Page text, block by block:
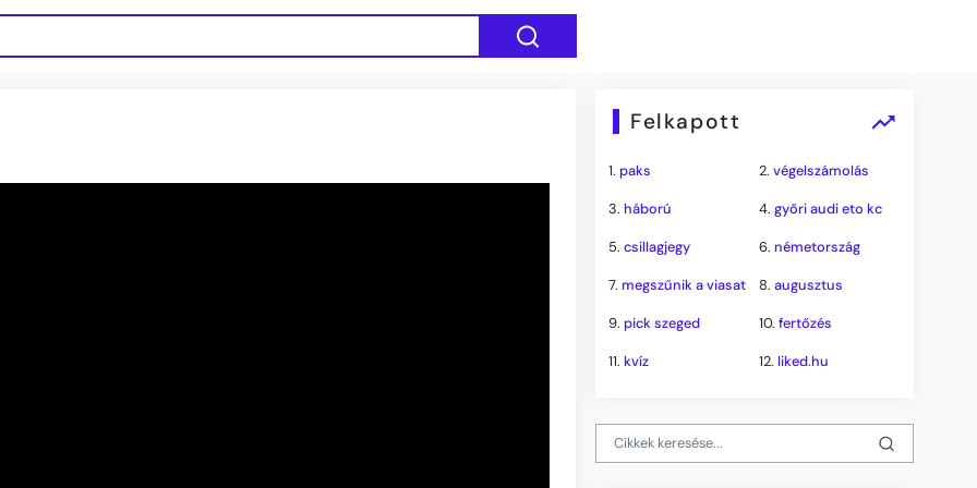
Felkapott
1.paks 2. végelszámolás
3.háború 4. győri audi eto kc
5.csillagjegy 6. németország
7.megszűnik a viasat 8. augusztus
9.pick szeged 10. fertőzés
11.kvíz 12. liked.hu